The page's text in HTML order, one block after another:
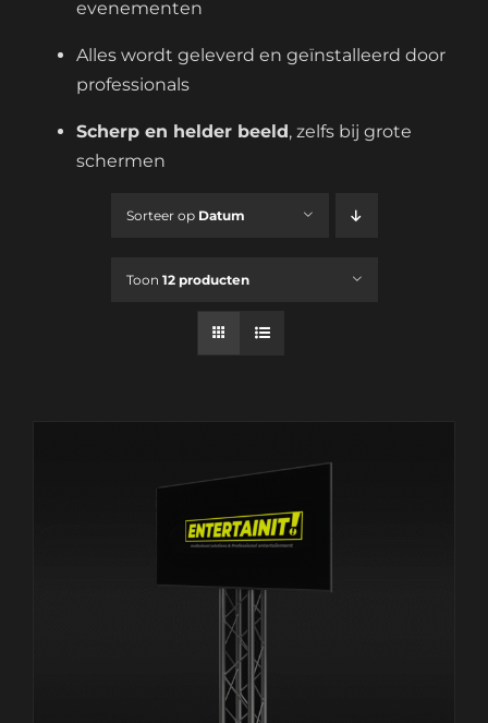
evenementen
Alles wordt geleverd en geïnstalleerd door
professionals
Scherp en helder beeld, zelfs bij grote
schermen
Sorteer op Datum
Toon 12 producten